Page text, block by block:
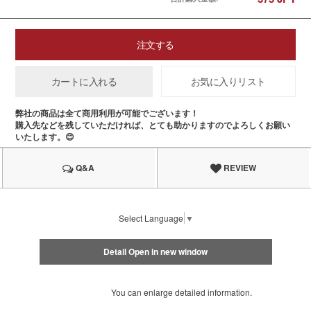
注文する
カートに入れる お気に入りリスト
弊社の商品は全て商用利用が可能でございます！
購入先などを残していただければ、とても助かりますのでよろしくお願い
いたします。😊
Q&A REVIEW
Select Language ▼
Detail Open in new window
You can enlarge detailed information.